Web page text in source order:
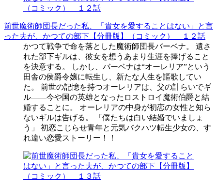
前世魔術師団長だった私、「貴女を愛することはない」と言
った夫が、かつての部下【分冊版】（コミック） １２話
かつて戦争で命を落とした魔術師団長バーベナ。 遺さ
れた部下ギルは、彼女を想うあまり生涯を捧げること
を決意する。 しかし、バーベナは“オーレリア”という
田舎の侯爵令嬢に転生し、新たな人生を謳歌してい
た。 前世の記憶を持つオーレリアは、父の計らいでギ
ル――今や国の英雄となったロストロイ魔術伯爵と結
婚することに。 オーレリアの中身が初恋の女性と知ら
ないギルは告げる。 「僕たちは白い結婚でいましょ
う」 初恋こじらせ青年と元気バクハツ転生少女の、す
れ違い恋愛ストーリー！！